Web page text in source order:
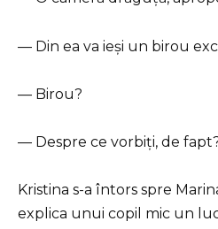
— Din ea va ieși un birou
— Birou?
— Despre ce vorbiți, de
Kristina s-a întors spre
explica unui copil mic un